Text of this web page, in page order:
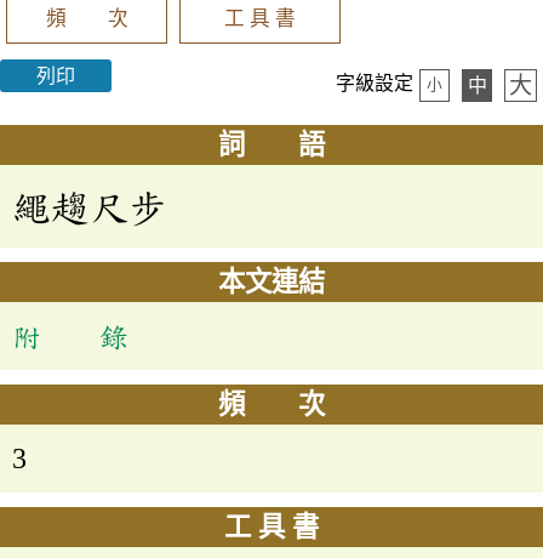
頻 次 工 具 書
列印 字級設定 小 中 大
詞 語
繩趨尺步
本文連結
附 錄
頻 次
3
工 具 書